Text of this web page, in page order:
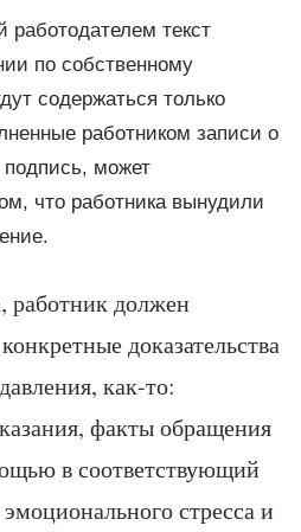
работодателем текст
по собственному
содержаться только
работником записи о
может
что работника вынудили
работник должен
доказательства
как-то:
факты обращения
в соответствующий
стресса и